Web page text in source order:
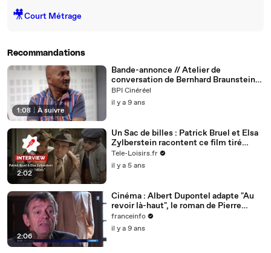
🎥Court Métrage
Recommandations
1:08 À suivre
Bande-annonce // Atelier de
conversation de Bernhard Braunstein
[Film d'ouverture]
BPI Cinéréel
il y a 9 ans
2:02
Un Sac de billes : Patrick Bruel et Elsa
Zylberstein racontent ce film tiré
d'une histoire vraie (Interview)
Tele-Loisirs.fr
il y a 5 ans
2:06
Cinéma : Albert Dupontel adapte "Au
revoir là-haut", le roman de Pierre
Lemaître
franceinfo
il y a 9 ans